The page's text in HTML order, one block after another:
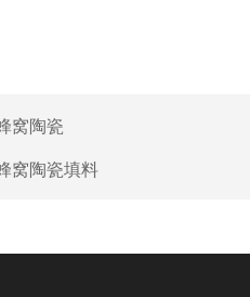
窝陶瓷
窝陶瓷填料